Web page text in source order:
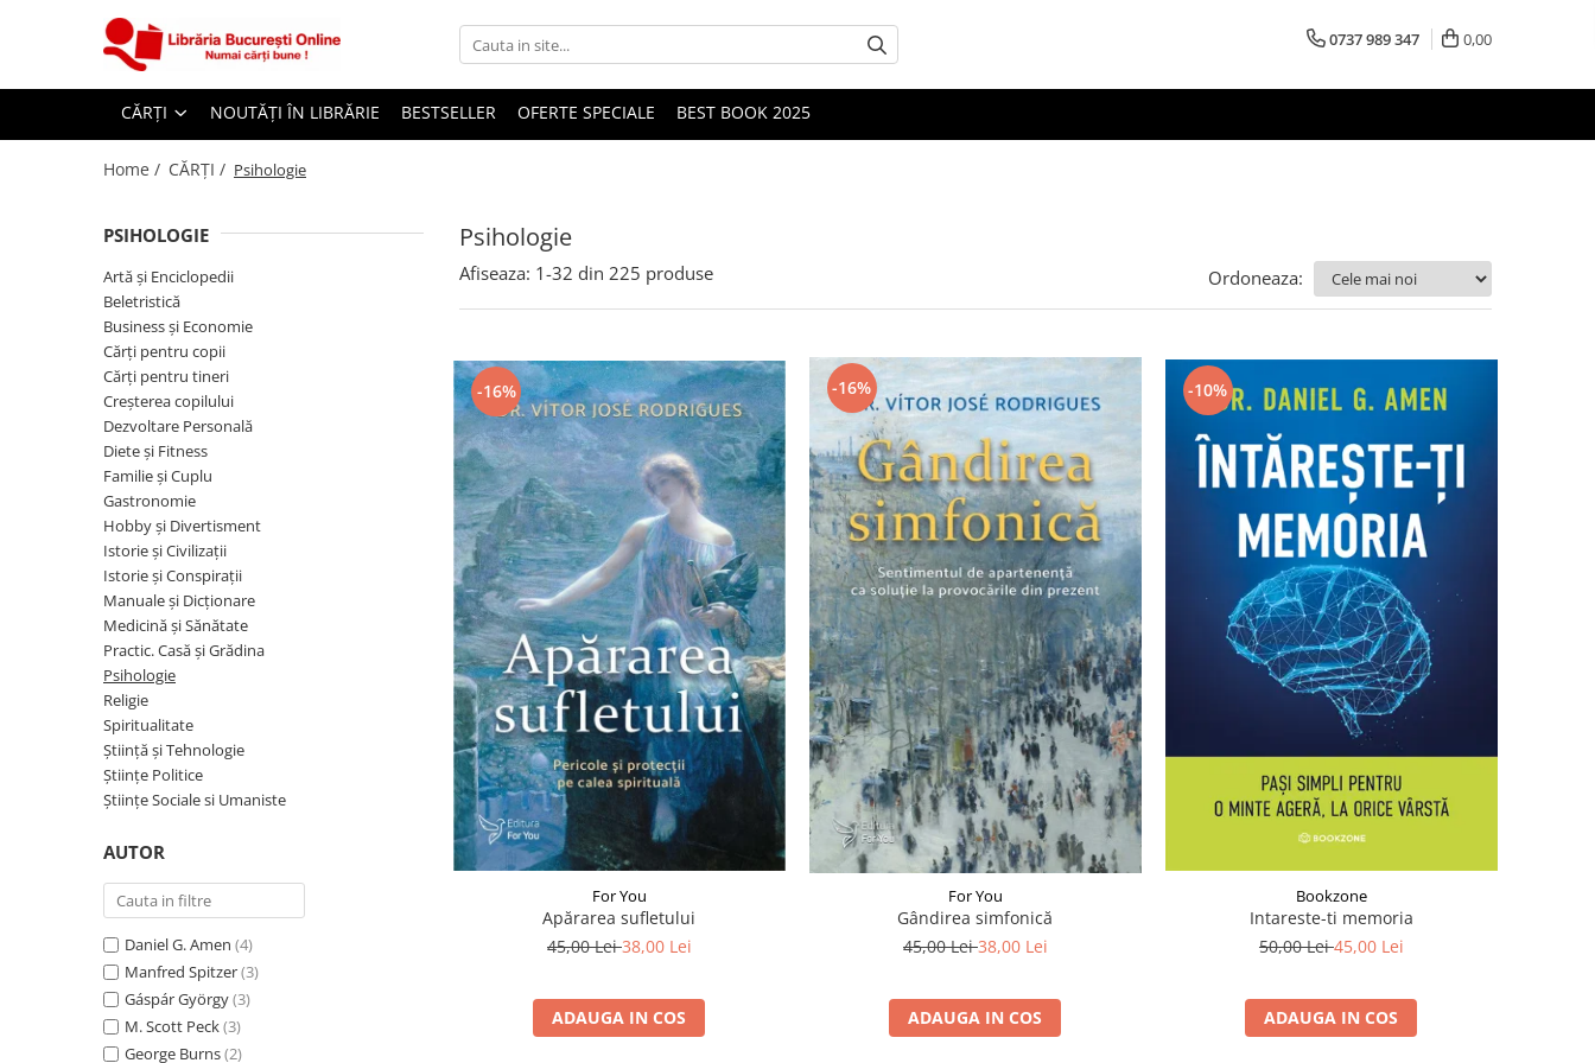
Artă și Enciclopedii
Beletristică
Cărți pentru copii
Cărți pentru tineri
Creșterea copilului
Dezvoltare Personală
Diete și Fitness
Familie și Cuplu
Hobby și Divertisment
Istorie și Civilizații
Istorie și Conspirații
Manuale și Dicționare
Medicină și Sănătate
Practic. Casă și Grădina
Spiritualitate
Știință și Tehnologie
Științe Sociale si Umaniste
0737 989 347 0,00
CĂRȚI NOUTĂȚI ÎN LIBRĂRIE BESTSELLER OFERTE SPECIALE BEST BOOK 2025
Home / CĂRȚI / Psihologie
Psihologie
PSIHOLOGIE
Artă și Enciclopedii
Beletristică
Business și Economie
Cărți pentru copii
Cărți pentru tineri
Creșterea copilului
Dezvoltare Personală
Diete și Fitness
Familie și Cuplu
Gastronomie
Hobby și Divertisment
Istorie și Civilizații
Istorie și Conspirații
Manuale și Dicționare
Medicină și Sănătate
Practic. Casă și Grădina
Psihologie
Religie
Spiritualitate
Știință și Tehnologie
Științe Politice
Științe Sociale si Umaniste
AUTOR
Daniel G. Amen (4)
Manfred Spitzer(3)
Gáspár György(3)
M. Scott Peck(3)
George Burns(2)
Afiseaza: 1-32 din 225 produse Ordoneaza:
-16%
For You
Apărarea sufletului
45,00 Lei38,00 Lei
ADAUGA IN COS
-16%
For You
Gândirea simfonică
45,00 Lei38,00 Lei
ADAUGA IN COS
-10%
Bookzone
Intareste-ti memoria
50,00 Lei45,00 Lei
ADAUGA IN COS